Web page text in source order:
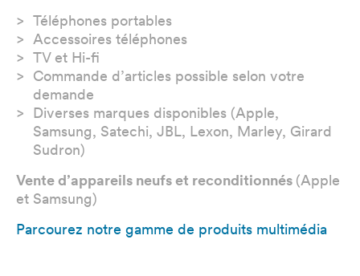
Téléphones portables
Accessoires téléphones
TV et Hi-fi
Commande d’articles possible selon votre
demande
Diverses marques disponibles (Apple,
Samsung, Satechi, JBL, Lexon, Marley, Girard
Sudron)
Vente d’appareils neufs et reconditionnés (Apple
et Samsung)
Parcourez notre gamme de produits multimédia